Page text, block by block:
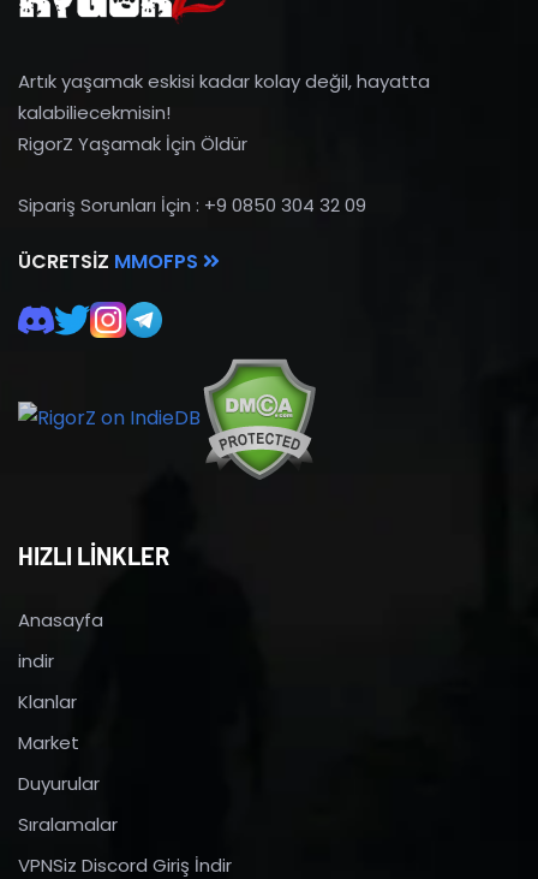
Artık yaşamak eskisi kadar kolay değil, hayatta
kalabiliecekmisin!
RigorZ Yaşamak İçin Öldür
Sipariş Sorunları İçin : +9 0850 304 32 09
ÜCRETSIZ MMOFPS
HIZLI LİNKLER
Anasayfa
indir
Klanlar
Market
Duyurular
Sıralamalar
VPNSiz Discord Giriş İndir